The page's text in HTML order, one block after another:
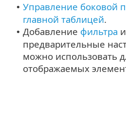
• Управление боковой
главной таблицей.
• Добавление фильтра
предварительные
можно использовать
отображаемых